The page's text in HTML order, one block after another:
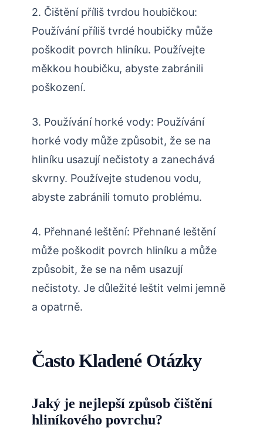
2. Čištění příliš tvrdou houbičkou:
Používání příliš tvrdé houbičky může
poškodit povrch hliníku. Používejte
měkkou houbičku, abyste zabránili
poškození.
3. Používání horké vody: Používání
horké vody může způsobit, že se na
hliníku usazují nečistoty a zanechává
skvrny. Používejte studenou vodu,
abyste zabránili tomuto problému.
4. Přehnané leštění: Přehnané leštění
může poškodit povrch hliníku a může
způsobit, že se na něm usazují
nečistoty. Je důležité leštit velmi jemně
a opatrně.
Často Kladené Otázky
Jaký je nejlepší způsob čištění
hliníkového povrchu?